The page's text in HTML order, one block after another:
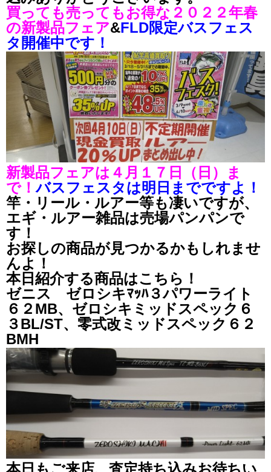
買っても売ってもお得な２０２２年春
の新製品フェア&FLD限定バスフェス
タ開催中です！
新製品フェアは４月１７日（日）ま
で！バスフェスタは明日までですよ！
竿・リール・ルアー等も凄いですが、
エギ・ルアー雑品は売場パンパンで
す！
お探しの商品が見つかるかもしれませ
んよ！
本日紹介する商品はこちら！
ゼニス ゼロシキﾏｯﾊ３パワーライト
６２MB、ゼロシキミッドスペック６
３BL/ST、零式改ミッドスペック６２
BMH